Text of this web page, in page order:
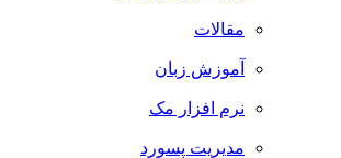
مقالات
آموزش زبان
نرم افزار مک
مدیریت پسورد